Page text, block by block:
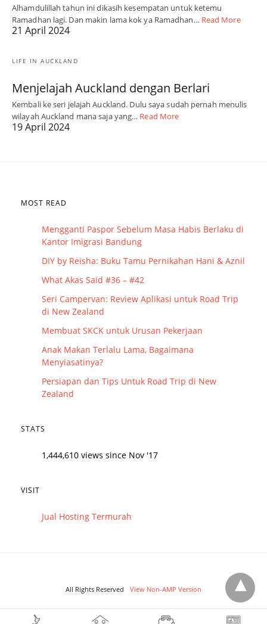
Alhamdulillah tahun ini dikasih kesempatan untuk ketemu
Ramadhan lagi. Dan makin lama kok ya Ramadhan… Read More
21 April 2024
LIFE IN AUCKLAND
Menjelajah Auckland dengan Berlari
Kembali ke seri jelajah Auckland. Dulu saya sudah pernah menulis
wilayah Auckland mana saja yang… Read More
19 April 2024
MOST READ
Mengganti Paspor Sebelum Masa Habis Berlaku di
Kantor Imigrasi Bandung
DIY by Reisha: Buku Tamu Pernikahan Hani & Aznil
What Akas Said #36 – #42
Seri Campervan: Review Aplikasi untuk Road Trip
di New Zealand
Membuat SKCK untuk Urusan Pekerjaan
Anak Makan Terlalu Lama, Bagaimana
Menyiasatinya?
Persiapan dan Tips Untuk Road Trip di New
Zealand
STATS
1,444,610 views since Nov '17
VISIT
Jual Hosting Termurah
All Rights Reserved View Non-AMP Version